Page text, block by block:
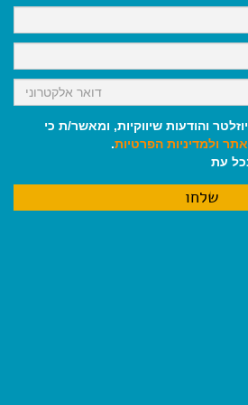
k
p
m
והודעות שיווקיות, ומאשר/ת כי
ולמדיניות הפרטיות.
עת